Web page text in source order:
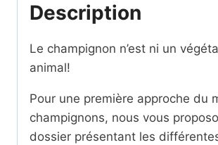
Description
Le champignon n’est ni un
animal!
Pour une première approche du
champignons, nous vous
dossier présentant les